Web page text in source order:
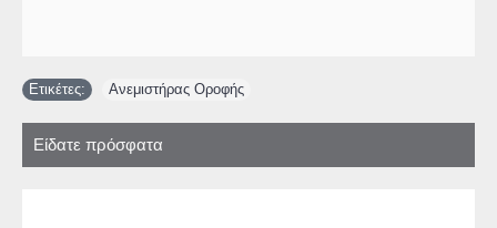
Ετικέτες: Ανεμιστήρας Οροφής
Είδατε πρόσφατα